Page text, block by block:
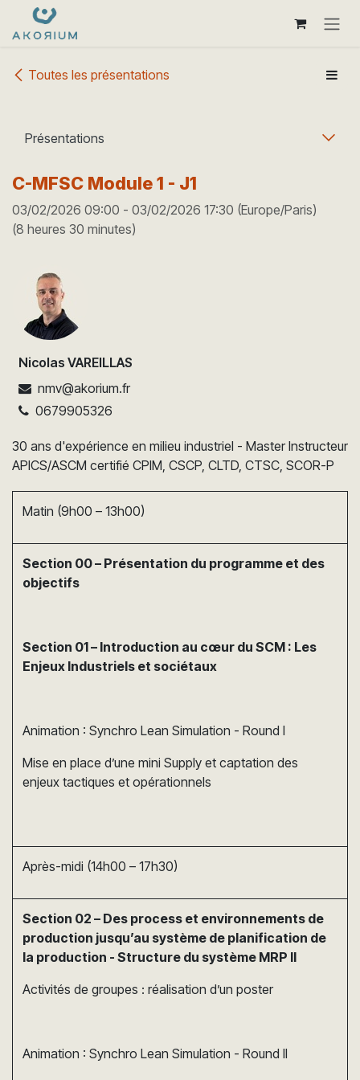
Se rendre au contenu
Toutes les présentations
Présentations
C-MFSC Module 1 - J1
03/02/2026 09:00 - 03/02/2026 17:30 (Europe/Paris)
(8 heures 30 minutes)
Nicolas VAREILLAS
nmv@akorium.fr
0679905326
30 ans d'expérience en milieu industriel - Master Instructeur
APICS/ASCM certifié CPIM, CSCP, CLTD, CTSC, SCOR-P
Matin (9h00 – 13h00)
Section 00 – Présentation du programme et des
objectifs
Section 01 – Introduction au cœur du SCM : Les
Enjeux Industriels et sociétaux
Animation : Synchro Lean Simulation - Round I
Mise en place d’une mini Supply et captation des
enjeux tactiques et opérationnels
Après-midi (14h00 – 17h30)
Section 02 – Des process et environnements de
production jusqu’au système de planification de
la production - Structure du système MRP II
Activités de groupes : réalisation d’un poster
Animation : Synchro Lean Simulation - Round II